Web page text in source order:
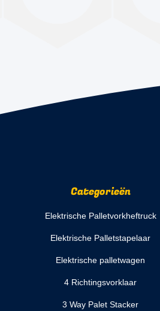
Categorieën
Elektrische Palletvorkheftruck
Elektrische Palletstapelaar
Elektrische palletwagen
4 Richtingsvorklaar
3 Way Palet Stacker